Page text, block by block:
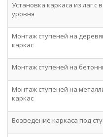
Установка каркаса из лаг с
уровня
Монтаж ступеней на
каркас
Монтаж ступеней на
Монтаж ступеней на
каркас
Возведение каркаса под